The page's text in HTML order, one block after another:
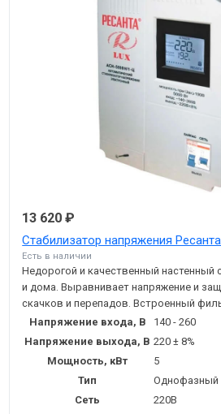
13 620 ₽
Стабилизатор напряжения
Есть в наличии
Недорогой и качественный настенный
и дома. Выравнивает напряжение и
скачков и перепадов. Встроенный
Напряжение входа, В
140 - 260
Напряжение выхода, В 220 ± 8%
Мощность, кВт
5
Тип
Однофазный
Сеть
220В